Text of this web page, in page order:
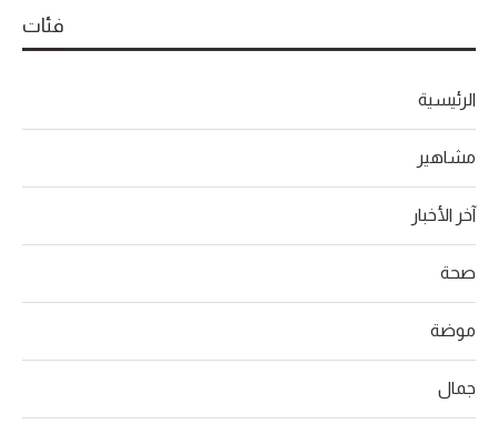
فئات
الرئيسية
مشاهير
آخر الأخبار
صحة
موضة
جمال